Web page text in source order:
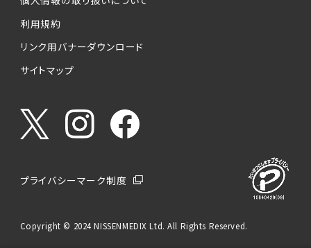
利用規約
リンク用バナーダウンロード
サイトマップ
プライバシーマーク制度
Copyright © 2024 NISSENMEDIX Ltd. All Rights Reserved.